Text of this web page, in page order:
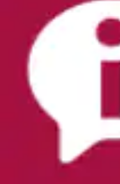
Ursprünglicher Preis
Aktueller Preis